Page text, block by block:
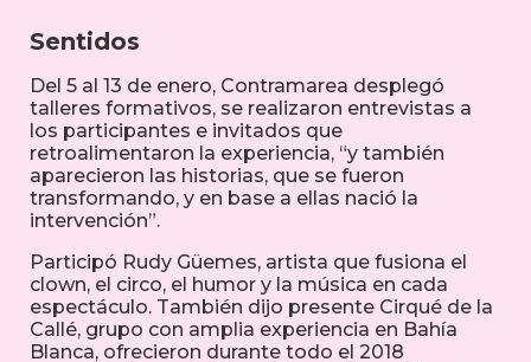
Sentidos
Del 5 al 13 de enero, Contramarea desplegó
talleres formativos, se realizaron entrevistas a
los participantes e invitados que
retroalimentaron la experiencia, “y también
aparecieron las historias, que se fueron
transformando, y en base a ellas nació la
intervención”.
Participó Rudy Güemes, artista que fusiona el
clown, el circo, el humor y la música en cada
espectáculo. También dijo presente Cirqué de la
Callé, grupo con amplia experiencia en Bahía
Blanca, ofrecieron durante todo el 2018